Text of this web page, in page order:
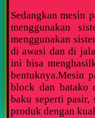
Sedangkan mesin
menggunakan
menggunakan
di awasi dan di
ini bisa
bentuknya.Mesin
block dan batako
baku seperti pasir,
produk dengan